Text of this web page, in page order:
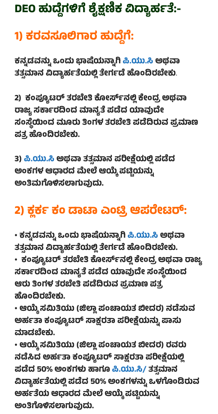
DEO ಹುದ್ದೆಗಳಿಗೆ ಶೈಕ್ಷಣಿಕ ವಿದ್ಯಾರ್ಹತೆ:-
1) ಕರವಸೂಲಿಗಾರ ಹುದ್ದೆಗೆ:
ಕನ್ನಡವನ್ನು ಒಂದು ಭಾಷೆಯನ್ನಾಗಿಪಿ.ಯು.ಸಿಅಥವಾ
ತತ್ಸಮಾನ ವಿದ್ಯಾರ್ಹತೆಯಲ್ಲಿ ತೇರ್ಗಡೆ ಹೊಂದಿರಬೇಕು.
2) ಕಂಪ್ಯೂಟರ್ ತರಬೇತಿ ಕೋರ್ಸ್‌ನಲ್ಲಿ ಕೇಂದ್ರ ಅಥವಾ
ರಾಜ್ಯ ಸರ್ಕಾರದಿಂದ ಮಾನ್ಯತೆ ಪಡೆದ ಯಾವುದೇ
ಸಂಸ್ಥೆಯಿಂದ ಮೂರು ತಿಂಗಳ ತರಬೇತಿ ಪಡೆದಿರುವ ಪ್ರಮಾಣ
ಪತ್ರ ಹೊಂದಿರಬೇಕು.
3)ಪಿ.ಯು.ಸಿಅಥವಾ ತತ್ಸಮಾನ ಪರೀಕ್ಷೆಯಲ್ಲಿ ಪಡೆದ
ಅಂಕಗಳ ಆಧಾರದ ಮೇಲೆ ಆಯ್ಕೆ ಪಟ್ಟಿಯನ್ನು
ಅಂತಿಮಗೊಳಿಸಲಾಗುವುದು.
2) ಕ್ಲರ್ಕ ಕಂ ಡಾಟಾ ಎಂಟ್ರಿ ಆಪರೇಟರ್:
• ಕನ್ನಡವನ್ನು ಒಂದು ಭಾಷೆಯನ್ನಾಗಿಪಿ.ಯು.ಸಿಅಥವಾ
ತತ್ಸಮಾನ ವಿದ್ಯಾರ್ಹತೆಯಲ್ಲಿ ತೇರ್ಗಡೆ ಹೊಂದಿರಬೇಕು.
• ಕಂಪ್ಯೂಟರ್ ತರಬೇತಿ ಕೋರ್ಸ್‌ನಲ್ಲಿ ಕೇಂದ್ರ ಅಥವಾ ರಾಜ್ಯ
ಸರ್ಕಾರದಿಂದ ಮಾನ್ಯತೆ ಪಡೆದ ಯಾವುದೇ ಸಂಸ್ಥೆಯಿಂದ
ಆರು ತಿಂಗಳ ತರಬೇತಿ ಪಡೆದಿರುವ ಪ್ರಮಾಣ ಪತ್ರ
ಹೊಂದಿರಬೇಕು.
• ಆಯ್ಕೆ ಸಮಿತಿಯು (ಜಿಲ್ಲಾ ಪಂಚಾಯತ ಬೀದರ) ನಡೆಸುವ
ಅರ್ಹತಾ ಕಂಪ್ಯೂಟರ್ ಸಾಕ್ಷರತಾ ಪರೀಕ್ಷೆಯನ್ನು ಪಾಸು
ಮಾಡಬೇಕು.
• ಆಯ್ಕೆ ಸಮಿತಿಯು (ಜಿಲ್ಲಾ ಪಂಚಾಯತ ಬೀದರ) ರವರು
ನಡೆಸಿದ ಅರ್ಹತಾ ಕಂಪ್ಯೂಟರ್ ಸಾಕ್ಷರತಾ ಪರೀಕ್ಷೆಯಲ್ಲಿ
ಪಡೆದ 50% ಅಂಕಗಳು ಹಾಗೂಪಿ.ಯು.ಸಿ/ತತ್ಸಮಾನ
ವಿದ್ಯಾರ್ಹತೆಯಲ್ಲಿ ಪಡೆದ 50% ಅಂಕಗಳನ್ನು ಒಳಗೊಂಡಿರುವ
ಅರ್ಹತೆಯ ಆಧಾರದ ಮೇಲೆ ಆಯ್ಕೆ ಪಟ್ಟಿಯನ್ನು
ಅಂತಿಗೊಳಿಸಲಾಗುವುದು.